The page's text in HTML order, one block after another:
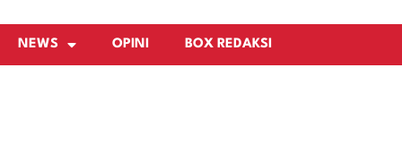
NEWS OPINI BOX REDAKSI